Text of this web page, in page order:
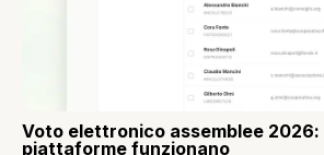
Voto elettronico assemblee 2026:
piattaforme funzionano